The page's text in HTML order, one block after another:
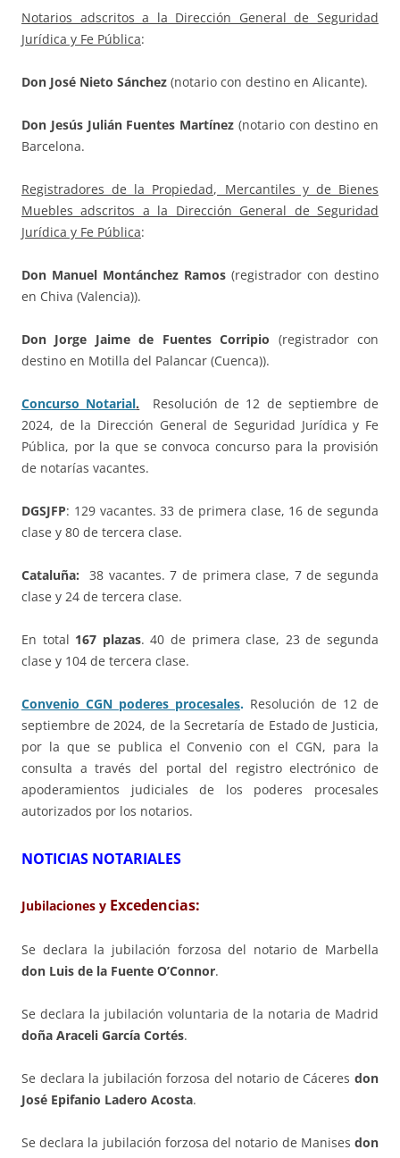
Notarios adscritos a la Dirección General de Seguridad
Jurídica y Fe Pública:
Don José Nieto Sánchez (notario con destino en Alicante).
Don Jesús Julián Fuentes Martínez (notario con destino en
Barcelona.
Registradores de la Propiedad, Mercantiles y de Bienes
Muebles adscritos a la Dirección General de Seguridad
Jurídica y Fe Pública:
Don Manuel Montánchez Ramos (registrador con destino
en Chiva (Valencia)).
Don Jorge Jaime de Fuentes Corripio (registrador con
destino en Motilla del Palancar (Cuenca)).
Concurso Notarial.
Resolución de 12 de septiembre de
2024, de la Dirección General de Seguridad Jurídica y Fe
Pública, por la que se convoca concurso para la provisión
de notarías vacantes.
DGSJFP: 129 vacantes. 33 de primera clase, 16 de segunda
clase y 80 de tercera clase.
Cataluña:
38 vacantes. 7 de primera clase, 7 de segunda
clase y 24 de tercera clase.
En total 167 plazas. 40 de primera clase, 23 de segunda
clase y 104 de tercera clase.
Convenio CGN poderes procesales. Resolución de 12 de
septiembre de 2024, de la Secretaría de Estado de Justicia,
por la que se publica el Convenio con el CGN, para la
consulta a través del portal del registro electrónico de
apoderamientos judiciales de los poderes procesales
autorizados por los notarios.
NOTICIAS NOTARIALES
Jubilaciones y Excedencias:
Se declara la jubilación forzosa del notario de Marbella
don Luis de la Fuente O’Connor.
Se declara la jubilación voluntaria de la notaria de Madrid
doña Araceli García Cortés.
Se declara la jubilación forzosa del notario de Cáceres don
José Epifanio Ladero Acosta.
Se declara la jubilación forzosa del notario de Manises don